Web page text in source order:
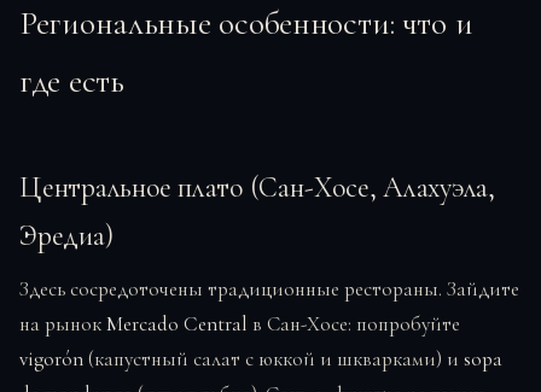
Региональные особенности: что и
где есть
Центральное плато (Сан-Хосе, Алахуэла,
Эредиа)
Здесь сосредоточены традиционные рестораны. Зайдите
на рынокMercado Central в Сан-Хосе: попробуйте
vigorón(капустный салат с юккой и шкварками) и sopa